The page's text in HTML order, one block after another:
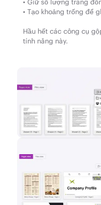
• Tạo khoảng trống để
Hầu hết các công cụ
tính năng này.